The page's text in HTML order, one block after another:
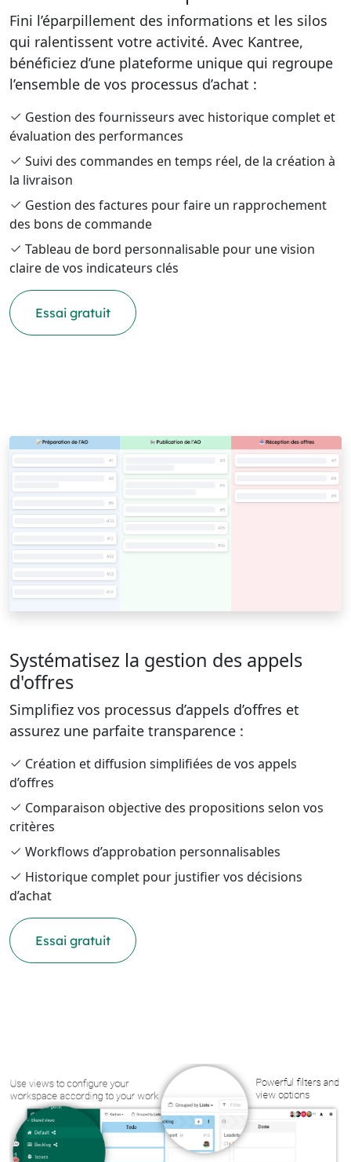
Fini l’éparpillement des informations et les silos
qui ralentissent votre activité. Avec Kantree,
bénéficiez d’une plateforme unique qui regroupe
l’ensemble de vos processus d’achat :
Gestion des fournisseurs avec historique complet et
évaluation des performances
Suivi des commandes en temps réel, de la création à
la livraison
Gestion des factures pour faire un rapprochement
des bons de commande
Tableau de bord personnalisable pour une vision
claire de vos indicateurs clés
Essai gratuit
Systématisez la gestion des appels
d'offres
Simplifiez vos processus d’appels d’offres et
assurez une parfaite transparence :
Création et diffusion simplifiées de vos appels
d’offres
Comparaison objective des propositions selon vos
critères
Workflows d’approbation personnalisables
Historique complet pour justifier vos décisions
d’achat
Essai gratuit